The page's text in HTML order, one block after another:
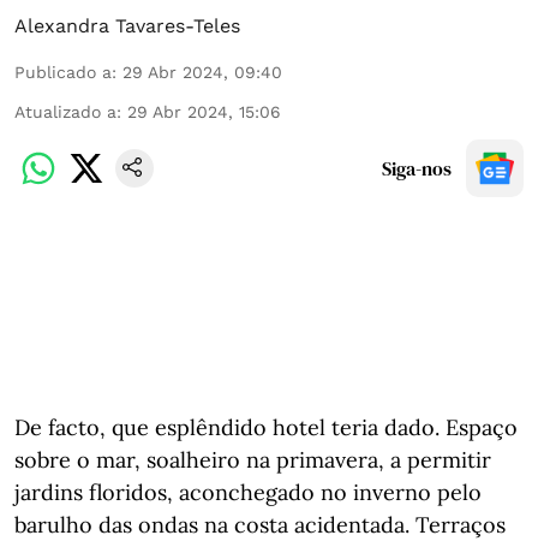
Alexandra Tavares-Teles
Publicado a: 29 Abr 2024, 09:40
Atualizado a: 29 Abr 2024, 15:06
Siga-nos
De facto, que esplêndido hotel teria dado. Espaço
sobre o mar, soalheiro na primavera, a permitir
jardins floridos, aconchegado no inverno pelo
barulho das ondas na costa acidentada. Terraços